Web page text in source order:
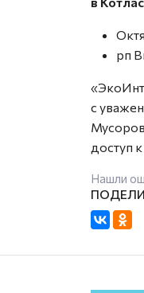
⁠рп
с
доступ
Нашли